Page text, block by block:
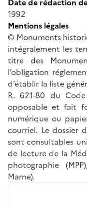
1992
Mentions légales
© Monuments
intégralement les
titre des
l’obligation
d’établir la liste
R. 621-80 du
opposable et fait
numérique ou
courriel. Le dossier
sont consultables
de lecture de la
photographie
Marne).